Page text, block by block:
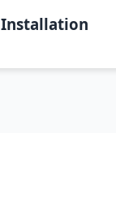
Installation